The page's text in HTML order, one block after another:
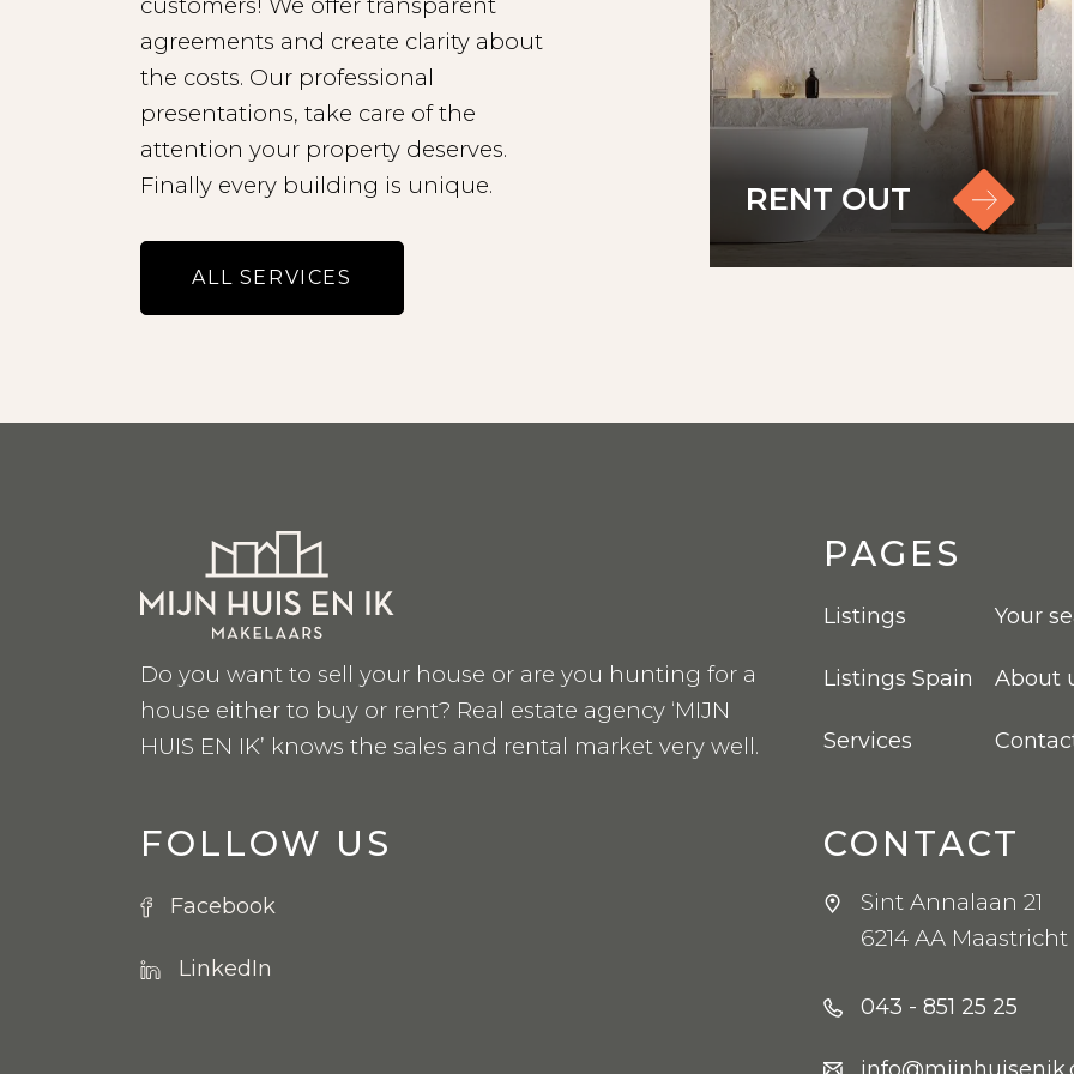
ontleend.
- Lees de brochure zorgvuldig door, met name ook de uitsplitsing van
per maand.
- Alle potentiële huurders worden uitgebreide gescreend uit op onder
en inkomstentoets.
agreements and create clarity about
the costs. Our professional
presentations, take care of the
attention your property deserves.
Finally every building is unique.
ALL SERVICES
RENT OUT
Do you want to sell your house or are you hunting for a
house either to buy or rent? Real estate agency ‘MIJN
HUIS EN IK’ knows the sales and rental market very well.
PAGES
Listings
Listings Spain
Services
Your
About
FOLLOW US
Facebook
LinkedIn
CONTACT
Sint Annalaan 21
6214 AA Maastricht
043 - 851 25 25